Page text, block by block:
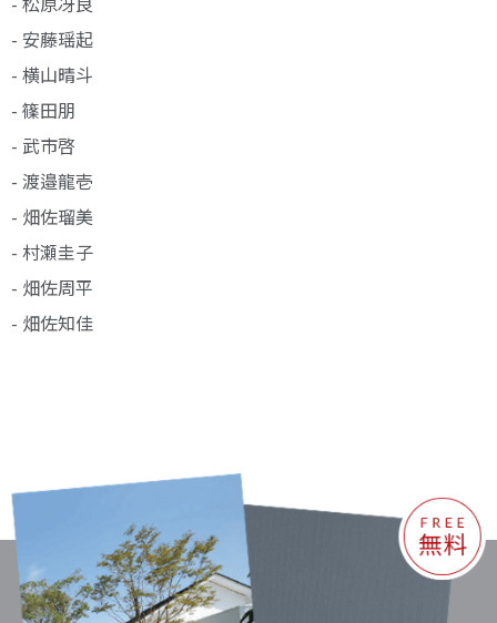
- 安藤瑶起
- 横山晴斗
- 篠田朋
- 武市啓
- 渡邉龍壱
- 畑佐瑠美
- 村瀬圭子
- 畑佐周平
- 畑佐知佳